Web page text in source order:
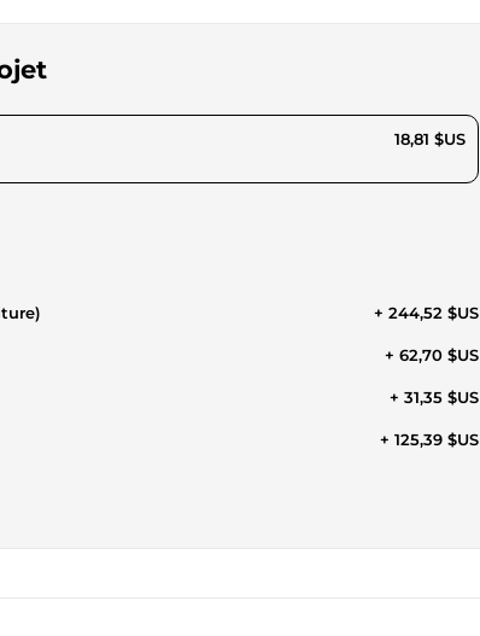
18,81 $US
toiture) + 244,52 $US
+ 62,70 $US
+ 31,35 $US
+ 125,39 $US